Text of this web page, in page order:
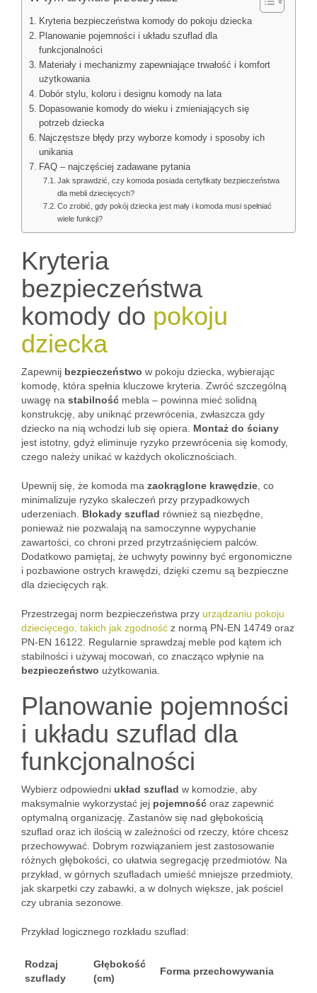
Kryteria bezpieczeństwa komody do pokoju dziecka
Planowanie pojemności i układu szuflad dla
funkcjonalności
Materiały i mechanizmy zapewniające trwałość i komfort
użytkowania
Dobór stylu, koloru i designu komody na lata
Dopasowanie komody do wieku i zmieniających się
potrzeb dziecka
Najczęstsze błędy przy wyborze komody i sposoby ich
unikania
FAQ – najczęściej zadawane pytania
Jak sprawdzić, czy komoda posiada certyfikaty bezpieczeństwa
dla mebli dziecięcych?
Co zrobić, gdy pokój dziecka jest mały i komoda musi spełniać
wiele funkcji?
Kryteria
bezpieczeństwa
komody do pokoju
dziecka
Zapewnij bezpieczeństwo w pokoju dziecka, wybierając
komodę, która spełnia kluczowe kryteria. Zwróć szczególną
uwagę na stabilność mebla – powinna mieć solidną
konstrukcję, aby uniknąć przewrócenia, zwłaszcza gdy
dziecko na nią wchodzi lub się opiera. Montaż do ściany
jest istotny, gdyż eliminuje ryzyko przewrócenia się komody,
czego należy unikać w każdych okolicznościach.
Upewnij się, że komoda ma zaokrąglone krawędzie , co
minimalizuje ryzyko skaleczeń przy przypadkowych
uderzeniach. Blokady szuflad również są niezbędne,
ponieważ nie pozwalają na samoczynne wypychanie
zawartości, co chroni przed przytrzaśnięciem palców.
Dodatkowo pamiętaj, że uchwyty powinny być ergonomiczne
i pozbawione ostrych krawędzi, dzięki czemu są bezpieczne
dla dziecięcych rąk.
Przestrzegaj norm bezpieczeństwa przy urządzaniu pokoju
dziecięcego, takich jak zgodność z normą PN-EN 14749 oraz
PN-EN 16122. Regularnie sprawdzaj meble pod kątem ich
stabilności i używaj mocowań, co znacząco wpłynie na
bezpieczeństwo użytkowania.
Planowanie pojemności
i układu szuflad dla
funkcjonalności
Wybierz odpowiedni układ szuflad w komodzie, aby
maksymalnie wykorzystać jej pojemność oraz zapewnić
optymalną organizację. Zastanów się nad głębokością
szuflad oraz ich ilością w zależności od rzeczy, które chcesz
przechowywać. Dobrym rozwiązaniem jest zastosowanie
różnych głębokości, co ułatwia segregację przedmiotów. Na
przykład, w górnych szufladach umieść mniejsze przedmioty,
jak skarpetki czy zabawki, a w dolnych większe, jak pościel
czy ubrania sezonowe.
Przykład logicznego rozkładu szuflad:
Rodzaj
szuflady
Głębokość
(cm)
Forma przechowywania